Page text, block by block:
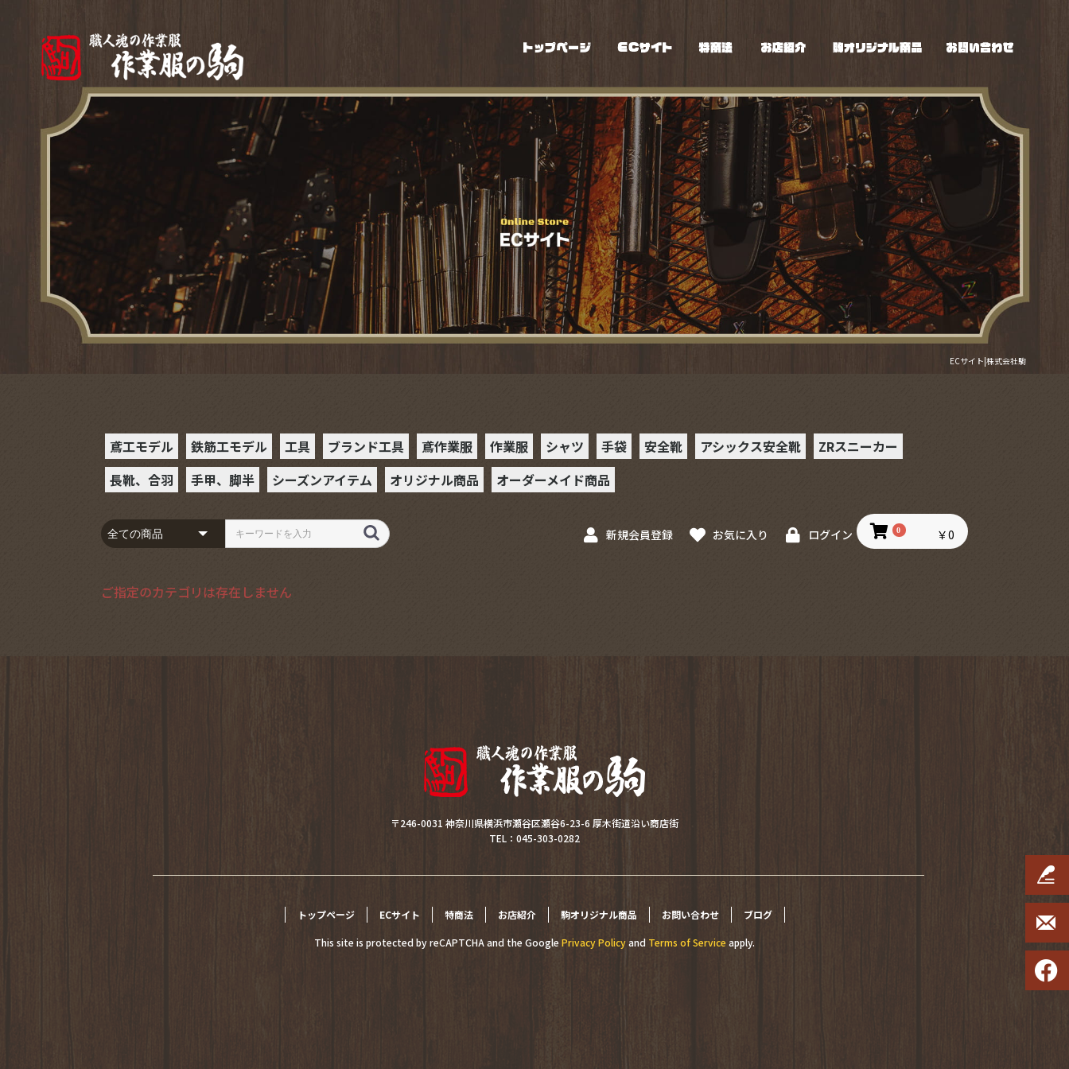
ECサイト|株式会社駒
鳶工モデル 鉄筋工モデル 工具
ラチェット
スケール
ハンマー
カラビナ
腰袋
ミニカッター
ビットソケット
レンチソケット
ビット・ビットホル
レベル
モンキーレンチ
ギアレンチ
めがねレンチ
ヨセポンチ
ペンマーカー
落下防止
D環
フルハーネス
ランヤード
サポーターベルト
セフホルダー
BXハッカー
ハッカーケース
SPHツールホルダー
インパクトフック
その他の工具
ブランド工具
SPHツールホルダー
BXハッカー
ハッカーケース
鳶作業服 作業服 シャツ
駒シャツ
駒シャツⅡ
手袋
革手袋
合皮手袋
ゴム手袋
安全靴 アシックス安全靴
ZRスニーカー
長靴、合羽
長靴
合羽
手甲、脚半
手甲
駒手甲
シーズンアイテム
空調服
防寒着
コンプレッション春
夏
コンプレッション秋
冬
オリジナル商品 オーダーメイド商品
新規会員登録 お気に入り ログイン 0 ￥0
ご指定のカテゴリは存在しません
トップページ ECサイト 特商法 お店紹介 駒オリジナル商品 お問い合わせ ブログ
This site is protected by reCAPTCHA and the Google Privacy Policyand Terms of Serviceapply.
〒246-0031 神奈川県横浜市瀬谷区瀬谷6-23-6 厚木街道沿い商店街
TEL：045-303-0282